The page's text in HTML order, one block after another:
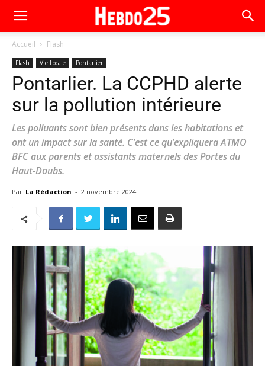
Accueil Flash
Flash Vie Locale Pontarlier
Pontarlier. La CCPHD alerte
sur la pollution intérieure
Les polluants sont bien présents dans les habitations et
ont un impact sur la santé. C’est ce qu’expliquera ATMO
BFC aux parents et assistants maternels des Portes du
Haut-Doubs.
Par La Rédaction - 2 novembre 2024